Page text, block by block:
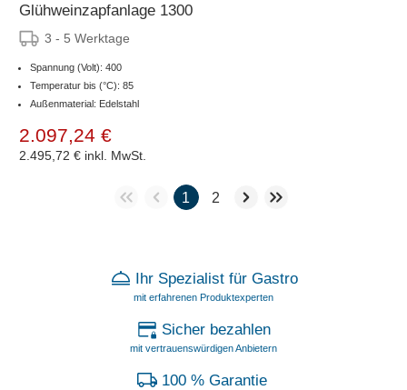
Glühweinzapfanlage 1300
3 - 5 Werktage
Spannung (Volt): 400
Temperatur bis (°C): 85
Außenmaterial: Edelstahl
2.097,24 €
2.495,72 € inkl. MwSt.
1 2
Ihr Spezialist für Gastro
mit erfahrenen Produktexperten
Sicher bezahlen
mit vertrauenswürdigen Anbietern
100 % Garantie